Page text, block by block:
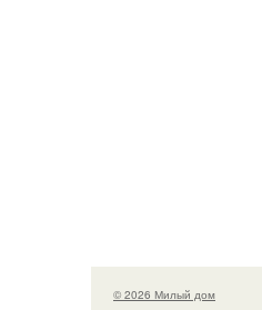
© 2026 Милый дом